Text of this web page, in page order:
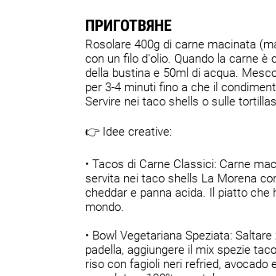
ПРИГОТВЯНЕ
Rosolare 400g di carne macinata
con un filo d'olio. Quando la carne è
della bustina e 50ml di acqua.
per 3-4 minuti fino a che il
Servire nei taco shells o sulle
👉 Idee creative:
• Tacos di Carne Classici: Carne
servita nei taco shells La Morena
cheddar e panna acida. Il piatto che
mondo.
• Bowl Vegetariana Speziata:
padella, aggiungere il mix spezie
riso con fagioli neri refried, avocado